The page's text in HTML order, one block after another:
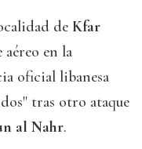
de Kfar
aéreo en la
oficial libanesa
tras otro ataque
al Nahr.